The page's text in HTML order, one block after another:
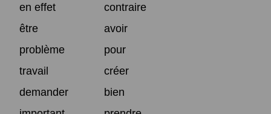
en effet
contraire
être
avoir
problème
pour
travail
créer
demander
bien